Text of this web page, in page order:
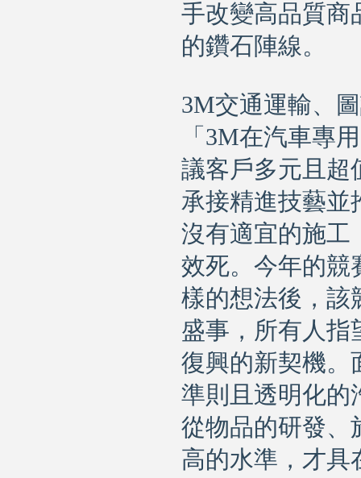
手改變高品質商
的鑽石陣線。
3M交通運輸、
「3M在汽車專
議客戶多元且超
承接精進技藝並
沒有適宜的施工
效死。今年的競
樣的想法後，該
盛事，所有人指
復興的新契機。
準則且透明化的
從物品的研發、
高的水準，才具